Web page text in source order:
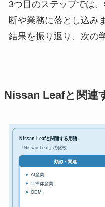
3つ目のステップでは
断や業務に落とし込み
結果を振り返り、次の
Nissan Leafと関連
Nissan Leafと関連する用語
『Nissan Leaf』の比較
類似・関連
AI産業
半導体産業
ODM